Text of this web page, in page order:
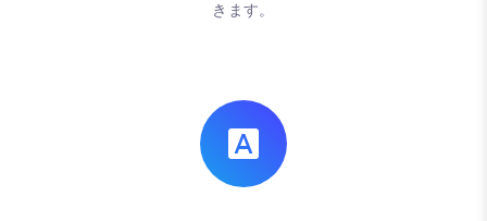
きます。